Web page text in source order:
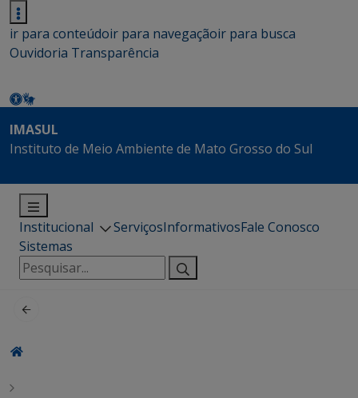
ir para conteúdoir para navegaçãoir para busca
Ouvidoria Transparência
IMASUL
Instituto de Meio Ambiente de Mato Grosso do Sul
Institucional ServiçosInformativosFale Conosco
Sistemas
Pesquisar
por: